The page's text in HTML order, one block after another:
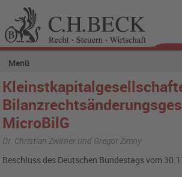
Menü
MicroBilG
Dr. Christian Zwirner und Gregor Zimny
Beschluss des Deutschen Bundestags vom